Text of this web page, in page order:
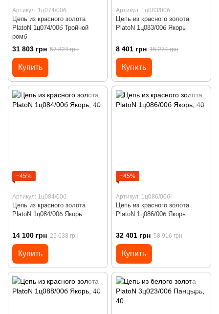
Артикул: 1ц074/00б
Цепь из красного золота
PlatoN 1ц074/00б Тройной
ромб
31 803 грн 57 824 грн
Купить
Артикул: 1ц083/00б
Цепь из красного золота
PlatoN 1ц083/00б Якорь
8 401 грн 15 274 грн
Купить
−45%
Артикул: 1ц084/00б
Цепь из красного золота
PlatoN 1ц084/00б Якорь
14 100 грн 25 638 грн
Купить
−45%
Артикул: 1ц086/00б
Цепь из красного золота
PlatoN 1ц086/00б Якорь
32 401 грн 58 916 грн
Купить